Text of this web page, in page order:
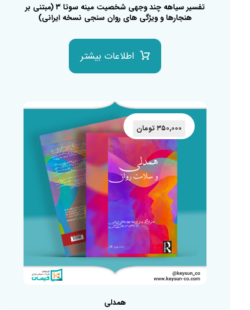
تفسیر سیاهه چند وجهی شخصیت مینه سوتا ۳ (مبتنی بر
هنجارها و ویژگی های روان سنجی نسخه ایرانی)
اطلاعات بیشتر
همدلی
۳۵۰,۰۰۰ تومان